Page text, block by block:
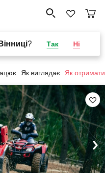
Вінниці? Так Ні
Як виглядає Як отримати